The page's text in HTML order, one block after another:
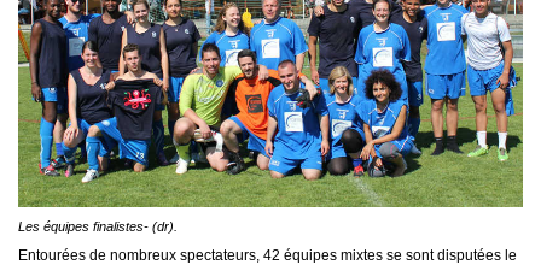
Les équipes finalistes- (dr).
Entourées de nombreux spectateurs, 42 équipes mixtes se sont disputées le